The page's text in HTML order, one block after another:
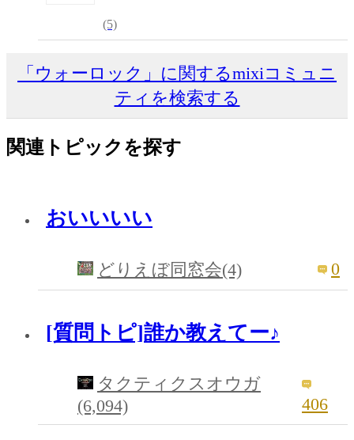
(5)
「ウォーロック」に関するmixiコミュニ
ティを検索する
関連トピックを探す
おいいいい
どりえぼ同窓会(4) 0
[質問トピ]誰か教えてー♪
タクティクスオウガ
(6,094)
406